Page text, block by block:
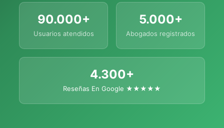
90.000+
Usuarios atendidos
5.000+
Abogados registrados
4.300+
Reseñas En Google ★★★★★